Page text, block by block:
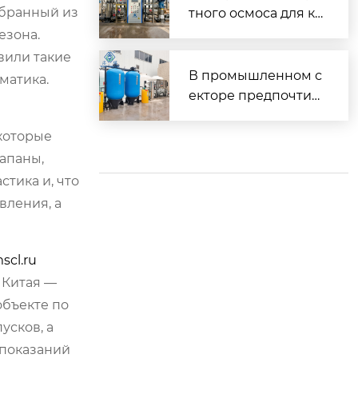
из
такие
и, что
а
Китая —
по
а
осмоса.
тного осмоса для ко
В промышленном с
екторе предпочтит
чистой воды метод